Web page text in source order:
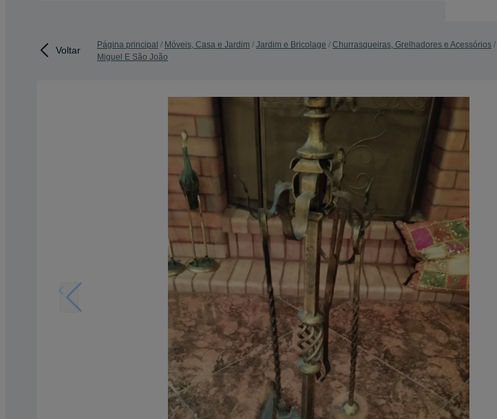
Voltar Página principal Móveis, Casa e Jardim Jardim e Bricolage Churrasqueiras, Grelhadores e Acessórios
Miguel E São João